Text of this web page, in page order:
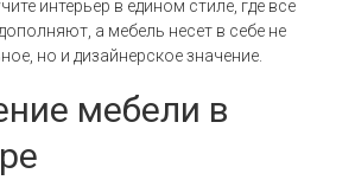
интерьер в едином стиле, где все
а мебель несет в себе не
но и дизайнерское значение.
мебели в